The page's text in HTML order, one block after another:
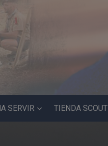
SERVIR TIENDA SCOUT